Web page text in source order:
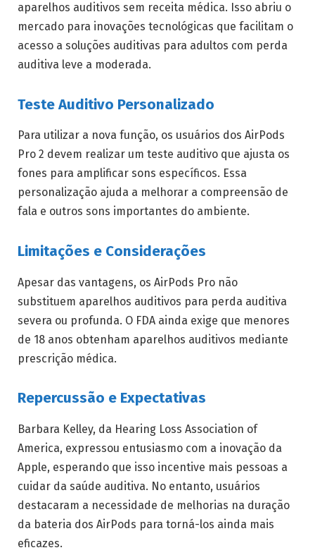
aparelhos auditivos sem receita médica. Isso abriu o
mercado para inovações tecnológicas que facilitam o
acesso a soluções auditivas para adultos com perda
auditiva leve a moderada.
Teste Auditivo Personalizado
Para utilizar a nova função, os usuários dos AirPods
Pro 2 devem realizar um teste auditivo que ajusta os
fones para amplificar sons específicos. Essa
personalização ajuda a melhorar a compreensão de
fala e outros sons importantes do ambiente.
Limitações e Considerações
Apesar das vantagens, os AirPods Pro não
substituem aparelhos auditivos para perda auditiva
severa ou profunda. O FDA ainda exige que menores
de 18 anos obtenham aparelhos auditivos mediante
prescrição médica.
Repercussão e Expectativas
Barbara Kelley, da Hearing Loss Association of
America, expressou entusiasmo com a inovação da
Apple, esperando que isso incentive mais pessoas a
cuidar da saúde auditiva. No entanto, usuários
destacaram a necessidade de melhorias na duração
da bateria dos AirPods para torná-los ainda mais
eficazes.